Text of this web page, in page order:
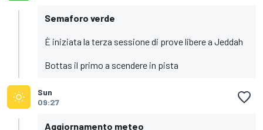
Semaforo verde
È iniziata la terza sessione di prove libere a Jeddah
Bottas il primo a scendere in pista
Sun
09:27
Aggiornamento meteo